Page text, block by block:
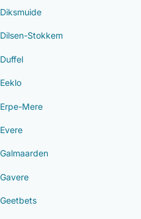
Diksmuide
Dilsen-Stokkem
Duffel
Eeklo
Erpe-Mere
Evere
Galmaarden
Gavere
Geetbets